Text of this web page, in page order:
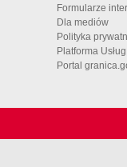
Formularze
Dla mediów
Polityka
Platforma
Portal